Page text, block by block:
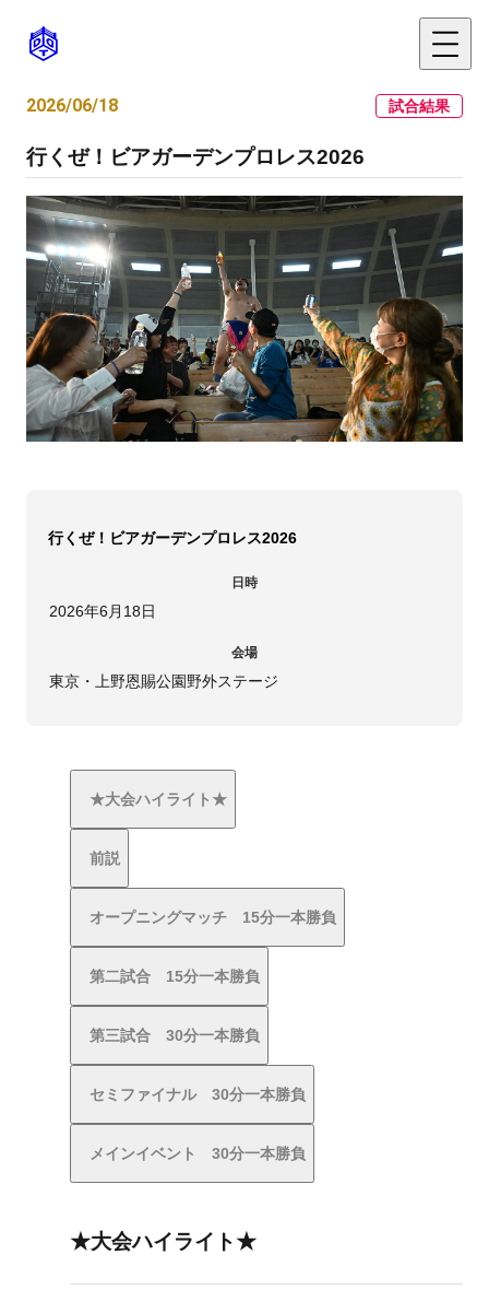
2026/06/18 試合結果
行くぜ！ビアガーデンプロレス2026
行くぜ！ビアガーデンプロレス2026
日時
2026年6月18日
会場
東京・上野恩賜公園野外ステージ
★大会ハイライト★
前説
オープニングマッチ 15分一本勝負
第二試合 15分一本勝負
第三試合 30分一本勝負
セミファイナル 30分一本勝負
メインイベント 30分一本勝負
★大会ハイライト★